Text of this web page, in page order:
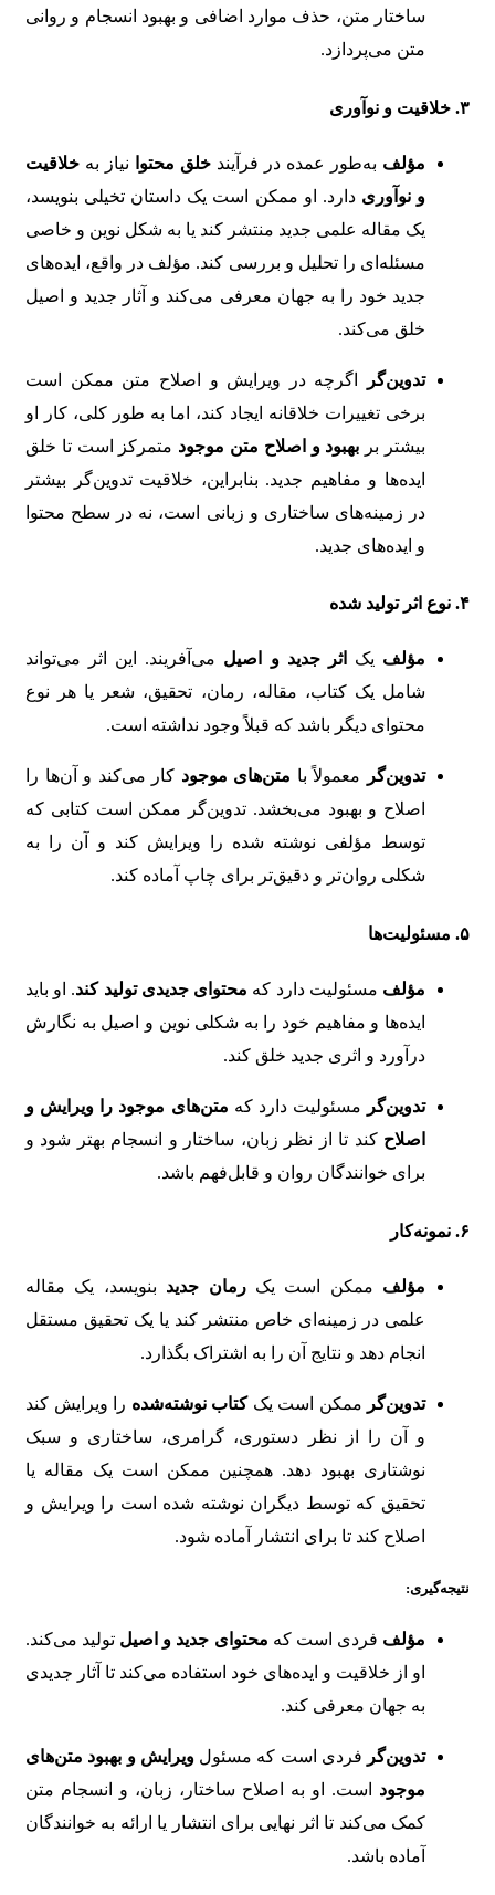
ساختار متن، حذف موارد اضافی و بهبود انسجام و روانی
متن می‌پردازد.
۳. خلاقیت و نوآوری
مؤلف به‌طور عمده در فرآیند خلق محتوا نیاز به خلاقیت
و نوآوری دارد. او ممکن است یک داستان تخیلی بنویسد،
یک مقاله علمی جدید منتشر کند یا به شکل نوین و خاصی
مسئله‌ای را تحلیل و بررسی کند. مؤلف در واقع، ایده‌های
جدید خود را به جهان معرفی می‌کند و آثار جدید و اصیل
خلق می‌کند.
تدوین‌گر
اگرچه در ویرایش و اصلاح متن ممکن است
برخی تغییرات خلاقانه ایجاد کند، اما به طور کلی، کار او
بیشتر بر بهبود و اصلاح متن موجود متمرکز است تا خلق
ایده‌ها و مفاهیم جدید. بنابراین، خلاقیت تدوین‌گر بیشتر
در زمینه‌های ساختاری و زبانی است، نه در سطح محتوا
و ایده‌های جدید.
۴. نوع اثر تولید شده
مؤلف یک اثر جدید و اصیل می‌آفریند. این اثر می‌تواند
شامل یک کتاب، مقاله، رمان، تحقیق، شعر یا هر نوع
محتوای دیگر باشد که قبلاً وجود نداشته است.
تدوین‌گر معمولاً با متن‌های موجود کار می‌کند و آن‌ها را
اصلاح و بهبود می‌بخشد. تدوین‌گر ممکن است کتابی که
توسط مؤلفی نوشته شده را ویرایش کند و آن را به
شکلی روان‌تر و دقیق‌تر برای چاپ آماده کند.
۵. مسئولیت‌ها
مؤلف مسئولیت دارد که محتوای جدیدی تولید کند. او باید
ایده‌ها و مفاهیم خود را به شکلی نوین و اصیل به نگارش
درآورد و اثری جدید خلق کند.
تدوین‌گر مسئولیت دارد که متن‌های موجود را ویرایش و
اصلاح کند تا از نظر زبان، ساختار و انسجام بهتر شود و
برای خوانندگان روان و قابل‌فهم باشد.
۶. نمونه‌کار
مؤلف ممکن است یکرمان جدید بنویسد، یک مقاله
علمی در زمینه‌ای خاص منتشر کند یا یک تحقیق مستقل
انجام دهد و نتایج آن را به اشتراک بگذارد.
تدوین‌گر ممکن است یککتاب نوشته‌شده را ویرایش کند
و آن را از نظر دستوری، گرامری، ساختاری و سبک
نوشتاری بهبود دهد. همچنین ممکن است یک مقاله یا
تحقیق که توسط دیگران نوشته شده است را ویرایش و
اصلاح کند تا برای انتشار آماده شود.
نتیجه‌گیری:
مؤلف فردی است که محتوای جدید و اصیل تولید می‌کند.
او از خلاقیت و ایده‌های خود استفاده می‌کند تا آثار جدیدی
به جهان معرفی کند.
تدوین‌گر فردی است که مسئولویرایش و بهبود متن‌های
موجود است. او به اصلاح ساختار، زبان، و انسجام متن
کمک می‌کند تا اثر نهایی برای انتشار یا ارائه به خوانندگان
آماده باشد.